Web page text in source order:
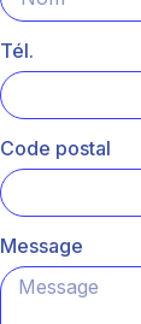
Tél.
Code postal
Message